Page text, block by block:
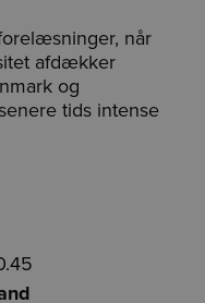
når
afdækker
og
tids intense